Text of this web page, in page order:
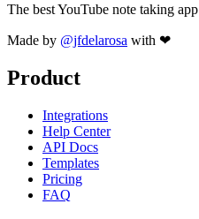
The best YouTube note taking app
Made by @jfdelarosa with ❤
Product
Integrations
Help Center
API Docs
Templates
Pricing
FAQ